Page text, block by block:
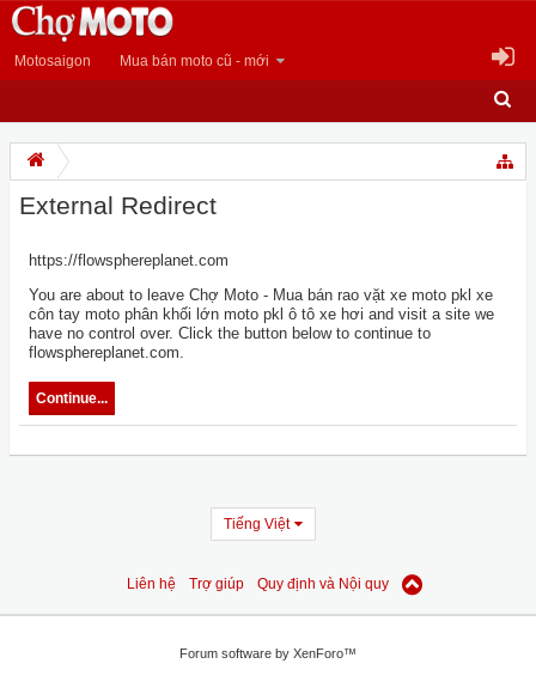
Motosaigon Mua bán moto cũ - mới
External Redirect
https://flowsphereplanet.com
You are about to leave Chợ Moto - Mua bán rao vặt xe moto pkl xe
côn tay moto phân khối lớn moto pkl ô tô xe hơi and visit a site we
have no control over. Click the button below to continue to
flowsphereplanet.com.
Continue...
Tiếng Việt
Liên hệ Trợ giúp Quy định và Nội quy
Forum software by XenForo™